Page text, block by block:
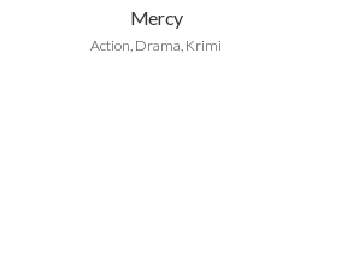
Mercy
Action, Drama, Krimi